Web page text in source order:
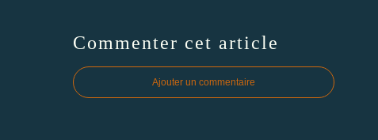
Commenter cet article
Ajouter un commentaire